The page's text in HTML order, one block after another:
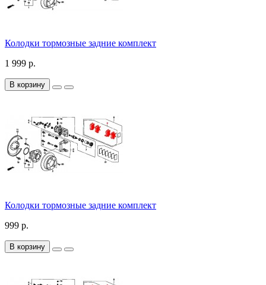
Колодки тормозные задние комплект
1 999 р.
В корзину
Колодки тормозные задние комплект
999 р.
В корзину